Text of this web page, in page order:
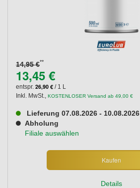
14,95 €**
13,45 €
entspr. 26,90 € / 1 L
Inkl. MwSt.
KOSTENLOSER Versand ab 49,00 €
Lieferung 07.08.2026 - 10.08.2026
Abholung
Filiale auswählen
Kaufen
Details